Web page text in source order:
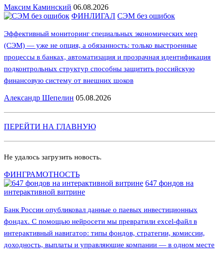
Максим Каминский 06.08.2026
ФИНЛИГАЛ СЭМ без ошибок
Эффективный мониторинг специальных экономических мер
(СЭМ) — уже не опция, а обязанность: только выстроенные
процессы в банках, автоматизация и прозрачная идентификация
подконтрольных структур способны защитить российскую
финансовую систему от внешних шоков
Александр Шепелин 05.08.2026
ПЕРЕЙТИ НА ГЛАВНУЮ
Не удалось загрузить новость.
ФИНГРАМОТНОСТЬ
647 фондов на
интерактивной витрине
Банк России опубликовал данные о паевых инвестиционных
фондах. С помощью нейросети мы превратили excel-файл в
интерактивный навигатор: типы фондов, стратегии, комиссии,
доходность, выплаты и управляющие компании — в одном месте